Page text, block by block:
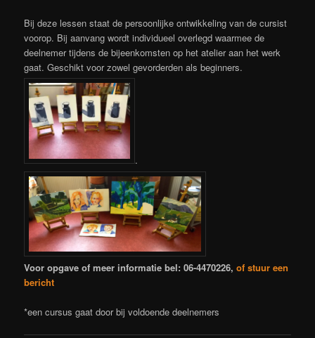
Bij deze lessen staat de persoonlijke ontwikkeling van de cursist
voorop. Bij aanvang wordt individueel overlegd waarmee de
deelnemer tijdens de bijeenkomsten op het atelier aan het werk
gaat. Geschikt voor zowel gevorderden als beginners.
.
Voor opgave of meer informatie bel: 06-4470226,of stuur een
bericht
*een cursus gaat door bij voldoende deelnemers